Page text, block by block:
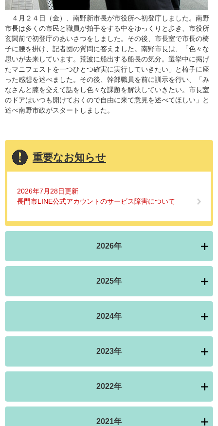
４月２４日（金）、南野新市長が市役所へ初登庁しました。南野
市長は多くの市民と職員が拍手をする中をゆっくりと歩き、市役所
玄関前で初登庁のあいさつをしました。その後、市長室で市長の椅
子に腰を掛け、記者団の質問に答えました。南野市長は、「色々な
思いが去来しています。荒波に船出する船長の気分。選挙中に掲げ
たマニフェストを一つひとつ確実に実行していきたい」と椅子に座
った感想を述べました。その後、幹部職員を前に訓示を行い、「み
なさんと膝を交えて話をし色々な課題を解決していきたい。市長室
のドアはいつも開けておくので自由に来て意見を述べてほしい」と
述べ南野市政がスタートしました。
重要なお知らせ
2026年7月28日更新
長門市LINE公式アカウントのサービス障害について
2026年
2025年
2024年
2023年
2022年
2021年